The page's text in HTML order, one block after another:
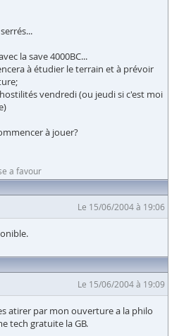
la save 4000BC...
à étudier le terrain et à prévoir
vendredi (ou jeudi si c'est moi
à jouer?
a favour
Le 15/06/2004 à 19:06
Le 15/06/2004 à 19:09
atirer par mon ouverture a la philo
tech gratuite la GB.